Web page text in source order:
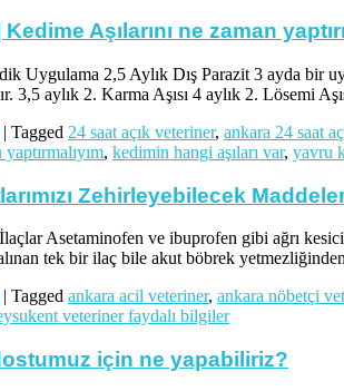
Aşılarını ne zaman
Uygulama 2,5 Aylık Dış Parazit 3 ayda bir
3,5 aylık 2. Karma Aşısı 4 aylık 2. Lösemi
| Tagged 24 saat açık veteriner, ankara 24 saat
yaptırmalıyım, kedimin hangi aşıları var, yavru
Zehirleyebilecek
Asetaminofen ve ibuprofen gibi ağrı
tek bir ilaç bile akut böbrek
| Tagged ankara acil veteriner, ankara nöbetçi
veteriner faydalı bilgiler
için ne yapabiliriz?